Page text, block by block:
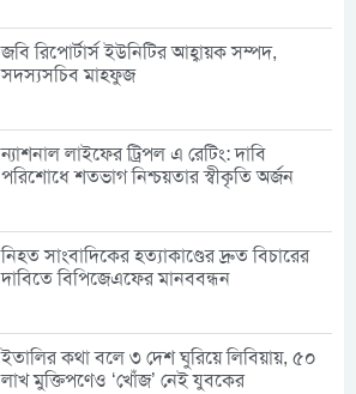
জবি রিপোর্টার্স ইউনিটির আহ্বায়ক সম্পদ,
সদস্যসচিব মাহফুজ
ন্যাশনাল লাইফের ট্রিপল এ রেটিং: দাবি
পরিশোধে শতভাগ নিশ্চয়তার স্বীকৃতি অর্জন
নিহত সাংবাদিকের হত্যাকাণ্ডের দ্রুত বিচারের
দাবিতে বিপিজেএফের মানববন্ধন
ইতালির কথা বলে ৩ দেশ ঘুরিয়ে লিবিয়ায়, ৫০
লাখ মুক্তিপণেও ‘খোঁজ’ নেই যুবকের